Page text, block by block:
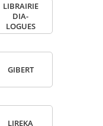
LIBRAI­RIE
DIA­
LOGUES
GIBERT
LIREKA